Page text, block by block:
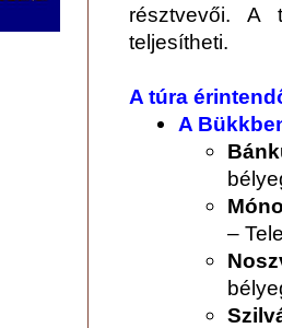
résztvevői. A
teljesítheti.
A túra
A
–